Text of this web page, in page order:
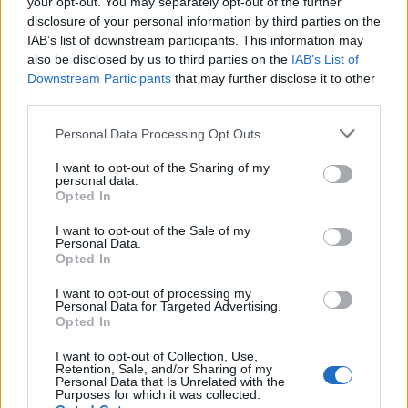
disclosure of your personal information by third parties on the
IAB’s list of downstream participants. This information may
also be disclosed by us to third parties on the IAB’s List of
Downstream Participants that may further disclose it to other
Personal Data Processing Opt Outs
I want to opt-out of the Sharing of my
personal data.
Opted In
I want to opt-out of the Sale of my
Personal Data.
Opted In
I want to opt-out of processing my
Personal Data for Targeted Advertising.
Opted In
I want to opt-out of Collection, Use,
Retention, Sale, and/or Sharing of my
Personal Data that Is Unrelated with the
Purposes for which it was collected.
Φωτ.: Κική Παπαδοπούλου / Olafaq
– Θα ήθελες να μας πεις λίγα πράγματα για την
καινούργια σου κασέτα «Crime Seen», που
κυκλοφόρησε αυτό το μήνα;
Αυτά τα κομμάτια τα είχα γράψει από τον
Σεπτέμβρη. Μια τα έπιανα, μια τα άφηνα,